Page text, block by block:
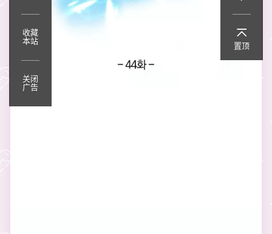
收藏
本站
关闭
广告
置顶